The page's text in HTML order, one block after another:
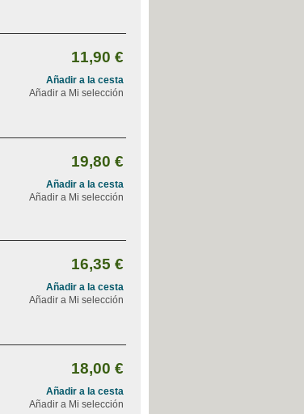
11,90 €
Añadir a la cesta
Añadir a Mi selección
19,80 €
Añadir a la cesta
Añadir a Mi selección
16,35 €
Añadir a la cesta
Añadir a Mi selección
18,00 €
Añadir a la cesta
Añadir a Mi selección